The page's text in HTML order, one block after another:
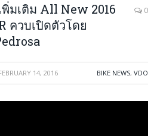
มเติม All New 2016
ควบเปิดตัวโดย
0
14, 2016 BIKE NEWS, VDO